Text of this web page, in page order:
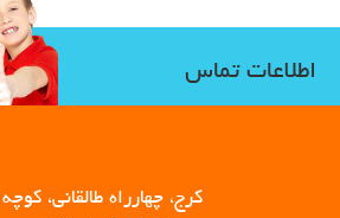
اطلاعات تماس
کرج، چهارراه طالقانی،